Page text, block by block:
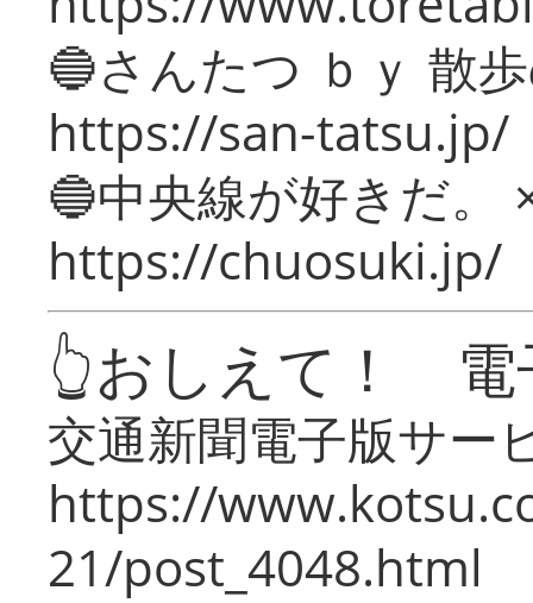
🔵さんたつ ｂｙ 散
https://san-tatsu.jp/
🔵中央線が好きだ。
https://chuosuki.jp/
👆おしえて！ 電
交通新聞電子版サー
https://
21/post_4048.html